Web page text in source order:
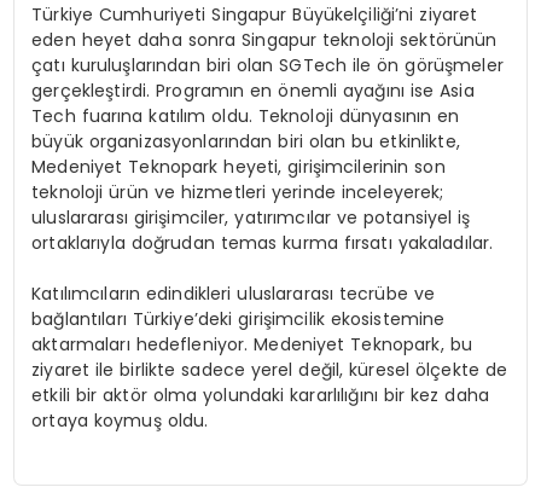
Türkiye Cumhuriyeti Singapur Büyükelçiliği’ni ziyaret
eden heyet daha sonra Singapur teknoloji sektörünün
çatı kuruluşlarından biri olan SGTech ile ön görüşmeler
gerçekleştirdi. Programın en önemli ayağını ise Asia
Tech fuarına katılım oldu. Teknoloji dünyasının en
büyük organizasyonlarından biri olan bu etkinlikte,
Medeniyet Teknopark heyeti, girişimcilerinin son
teknoloji ürün ve hizmetleri yerinde inceleyerek;
uluslararası girişimciler, yatırımcılar ve potansiyel iş
ortaklarıyla doğrudan temas kurma fırsatı yakaladılar.
Katılımcıların edindikleri uluslararası tecrübe ve
bağlantıları Türkiye’deki girişimcilik ekosistemine
aktarmaları hedefleniyor. Medeniyet Teknopark, bu
ziyaret ile birlikte sadece yerel değil, küresel ölçekte de
etkili bir aktör olma yolundaki kararlılığını bir kez daha
ortaya koymuş oldu.